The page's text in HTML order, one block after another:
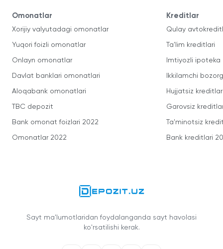
Omonatlar
Xorijiy valyutadagi omonatlar
Yuqori foizli omonatlar
Onlayn omonatlar
Davlat banklari omonatlari
Aloqabank omonatlari
TBC depozit
Bank omonat foizlari 2022
Omonatlar 2022
Kreditlar
Qulay
Ta'lim kreditlari
Imtiyozli ipoteka
Ikkilamchi
Hujjatsiz kreditlar
Garovsiz
Ta'minotsiz
Bank kreditlari
Sayt ma'lumotlaridan foydalanganda sayt havolasi
ko'rsatilishi kerak.